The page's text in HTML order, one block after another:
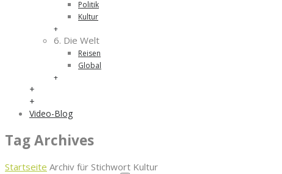
Politik
Kultur
+
6. Die Welt
Reisen
Global
+
+
+
Video-Blog
Tag Archives
Startseite Archiv für Stichwort Kultur